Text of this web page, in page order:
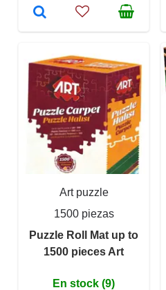
Art puzzle
1500 piezas
Puzzle Roll Mat up to
1500 pieces Art
En stock (9)